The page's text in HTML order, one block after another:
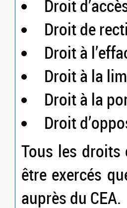
Droit
Droit de
Droit à
Droit à la
Droit à la
Droit
Tous les droits
être exercés
auprès du CEA.